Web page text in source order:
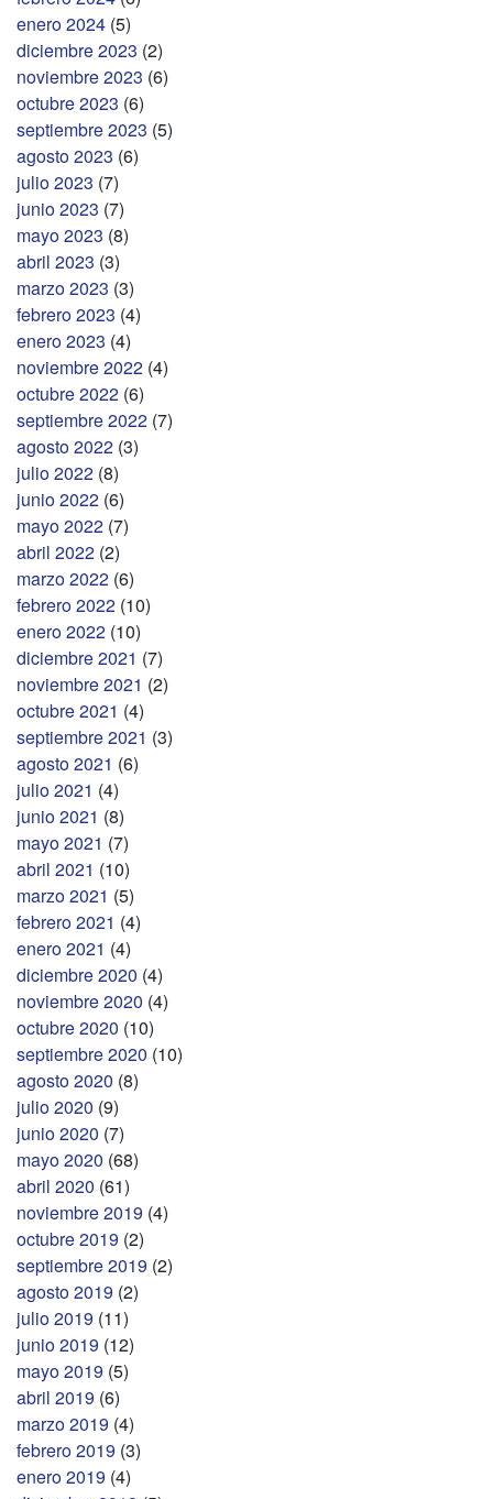
enero 2024 (5)
diciembre 2023 (2)
noviembre 2023 (6)
octubre 2023 (6)
septiembre 2023 (5)
agosto 2023 (6)
julio 2023 (7)
junio 2023 (7)
mayo 2023 (8)
abril 2023 (3)
marzo 2023 (3)
febrero 2023 (4)
enero 2023 (4)
noviembre 2022 (4)
octubre 2022 (6)
septiembre 2022 (7)
agosto 2022 (3)
julio 2022 (8)
junio 2022 (6)
mayo 2022 (7)
abril 2022 (2)
marzo 2022 (6)
febrero 2022 (10)
enero 2022 (10)
diciembre 2021 (7)
noviembre 2021 (2)
octubre 2021 (4)
septiembre 2021 (3)
agosto 2021 (6)
julio 2021 (4)
junio 2021 (8)
mayo 2021 (7)
abril 2021 (10)
marzo 2021 (5)
febrero 2021 (4)
enero 2021 (4)
diciembre 2020 (4)
noviembre 2020 (4)
octubre 2020 (10)
septiembre 2020 (10)
agosto 2020 (8)
julio 2020 (9)
junio 2020 (7)
mayo 2020 (68)
abril 2020 (61)
noviembre 2019 (4)
octubre 2019 (2)
septiembre 2019 (2)
agosto 2019 (2)
julio 2019 (11)
junio 2019 (12)
mayo 2019 (5)
abril 2019 (6)
marzo 2019 (4)
febrero 2019 (3)
enero 2019 (4)